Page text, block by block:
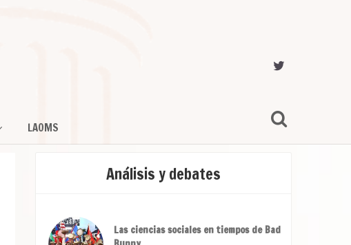
LAOMS
Análisis y debates
Las ciencias sociales en tiempos de Bad